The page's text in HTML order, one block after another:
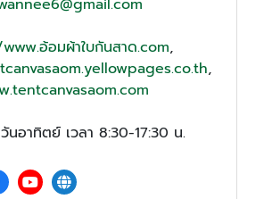
อ้อมผ้าใบกันสาด.com,
,
นอาทิตย์ เวลา 8:30-17:30 น.